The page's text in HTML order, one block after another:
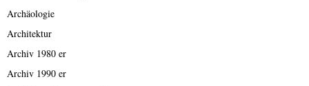
Archäologie
Architektur
Archiv 1980 er
Archiv 1990 er